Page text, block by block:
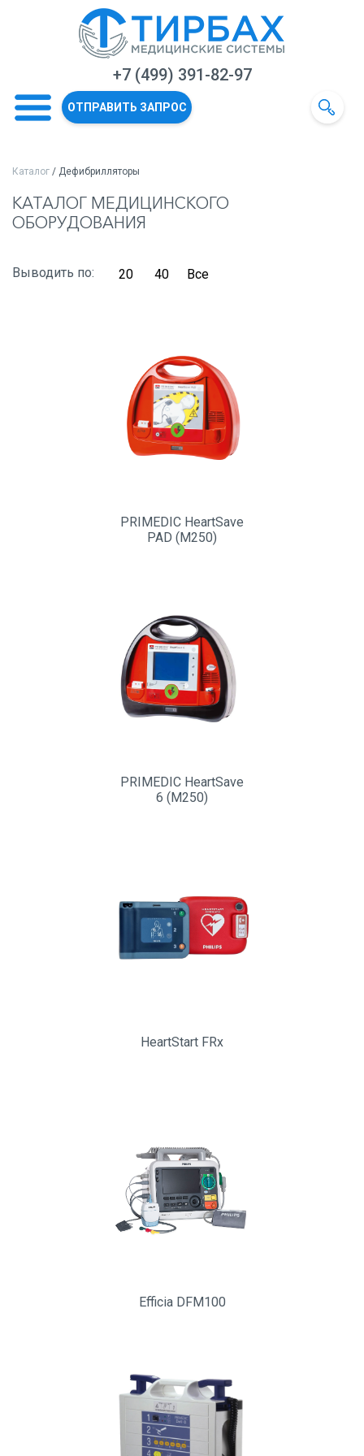
+7 (499) 391-82-97
ОТПРАВИТЬ ЗАПРОС
Каталог / Дефибрилляторы
КАТАЛОГ МЕДИЦИНСКОГО
ОБОРУДОВАНИЯ
Выводить по: 20 40 Все
PRIMEDIC HeartSave
PAD (M250)
PRIMEDIC HeartSave
6 (М250)
HeartStart FRx
Efficia DFM100